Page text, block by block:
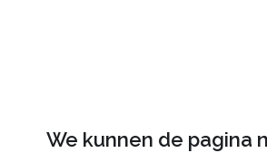
We kunnen de pagina